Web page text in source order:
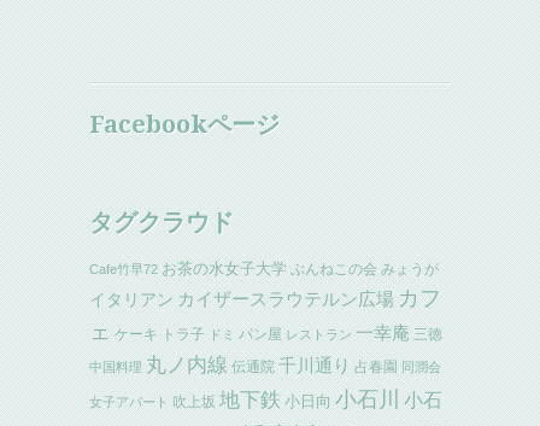
Facebookページ
タグクラウド
Cafe竹早72 お茶の水女子大学 ぶんねこの会 みょうが
イタリアン カイザースラウテルン広場 カフ
ェ ケーキ トラ子 ドミ パン屋 レストラン 一幸庵 三徳
中国料理 丸ノ内線 伝通院 千川通り 占春園 同潤会
女子アパート 吹上坂 地下鉄 小日向 小石川 小石